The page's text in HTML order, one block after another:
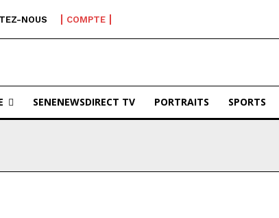
NOUS COMPTE
SENENEWSDIRECT TV PORTRAITS SPORTS